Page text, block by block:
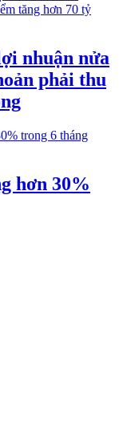
nhuận nửa
phải thu
hơn 30%